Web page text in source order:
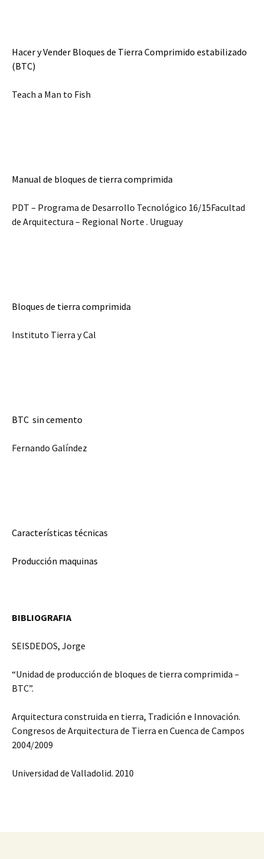
Hacer y Vender Bloques de Tierra Comprimido estabilizado
(BTC)
Teach a Man to Fish
Manual de bloques de tierra comprimida
PDT – Programa de Desarrollo Tecnológico 16/15Facultad
de Arquitectura – Regional Norte . Uruguay
Bloques de tierra comprimida
Instituto Tierra y Cal
BTC sin cemento
Fernando Galíndez
Características técnicas
Producción maquinas
BIBLIOGRAFIA
SEISDEDOS, Jorge
“Unidad de producción de bloques de tierra comprimida –
BTC”.
Arquitectura construida en tierra, Tradición e Innovación.
Congresos de Arquitectura de Tierra en Cuenca de Campos
2004/2009
Universidad de Valladolid. 2010